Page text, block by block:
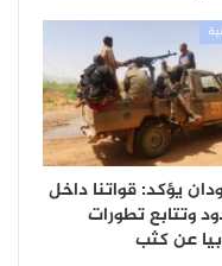
يؤكد: قواتنا داخل
وتتابع تطورات
عن كثب